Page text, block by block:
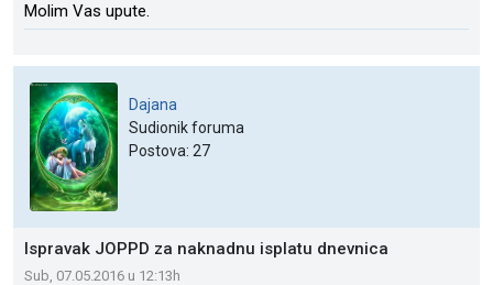
Molim Vas upute.
Dajana
Sudionik foruma
Postova: 27
Ispravak JOPPD za naknadnu isplatu dnevnica
Sub, 07.05.2016 u 12:13h